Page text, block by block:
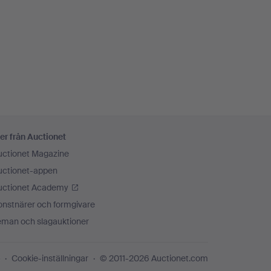
från Auctionet
Magazine
appen
Academy
och formgivare
och slagauktioner
Cookie-inställningar © 2011-2026 Auctionet.com